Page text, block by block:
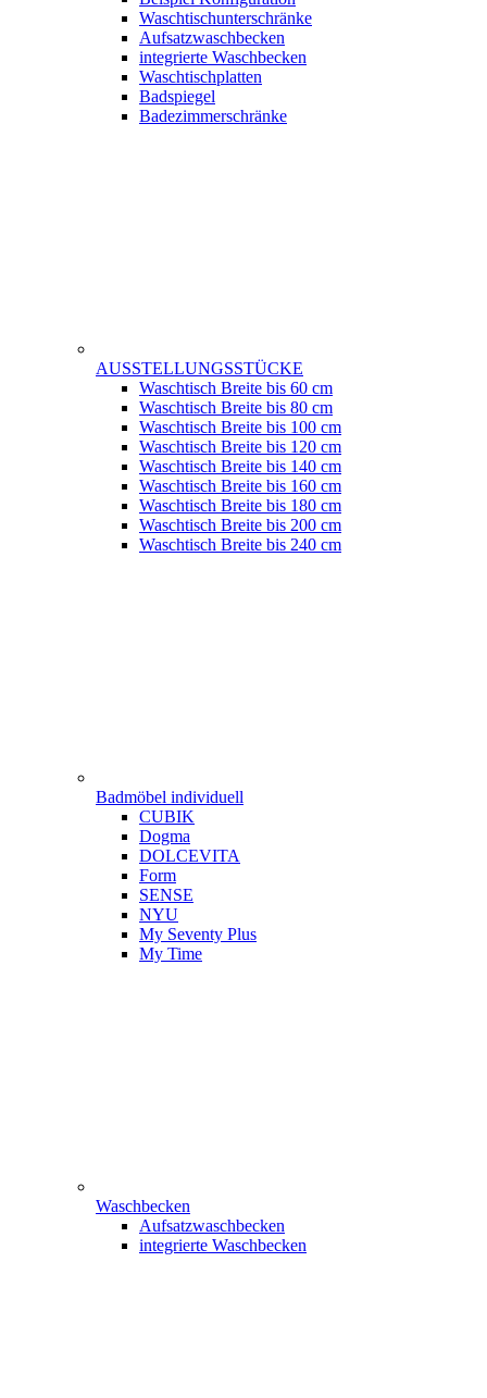
Waschtischunterschränke
Aufsatzwaschbecken
integrierte Waschbecken
Waschtischplatten
Badspiegel
Badezimmerschränke
AUSSTELLUNGSSTÜCKE
Waschtisch Breite bis 60 cm
Waschtisch Breite bis 80 cm
Waschtisch Breite bis 100 cm
Waschtisch Breite bis 120 cm
Waschtisch Breite bis 140 cm
Waschtisch Breite bis 160 cm
Waschtisch Breite bis 180 cm
Waschtisch Breite bis 200 cm
Waschtisch Breite bis 240 cm
Badmöbel individuell
CUBIK
Dogma
DOLCEVITA
Form
SENSE
NYU
My Seventy Plus
My Time
Waschbecken
Aufsatzwaschbecken
integrierte Waschbecken